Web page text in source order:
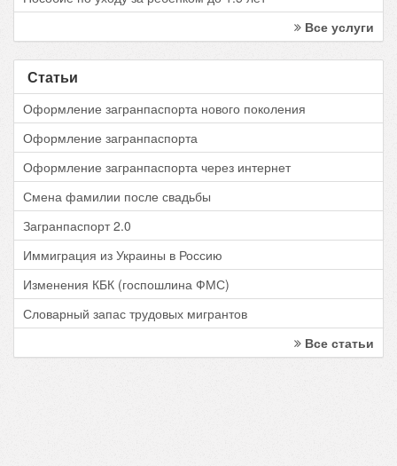
Все услуги
Статьи
Оформление загранпаспорта нового поколения
Оформление загранпаспорта
Оформление загранпаспорта через интернет
Смена фамилии после свадьбы
Загранпаспорт 2.0
Иммиграция из Украины в Россию
Изменения КБК (госпошлина ФМС)
Словарный запас трудовых мигрантов
Все статьи